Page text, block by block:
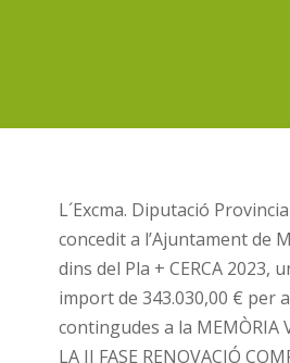
L´Excma. Diputació
concedit a l’Ajuntament de
dins del Pla + CERCA 2023,
import de 343.030,00 € per
contingudes a la MEMÒRIA
LA II FASE RENOVACIÓ